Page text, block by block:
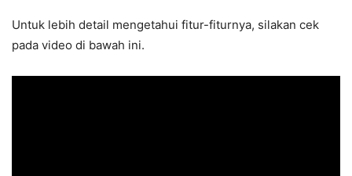
Untuk lebih detail mengetahui fitur-fiturnya, silakan cek
pada video di bawah ini.